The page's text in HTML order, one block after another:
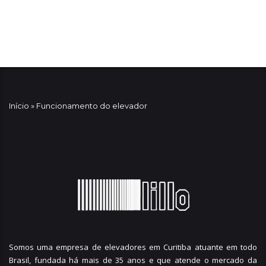
Início » Funcionamento do elevador
Somos uma empresa de elevadores em Curitiba atuante em todo
Brasil, fundada há mais de 35 anos e que atende o mercado da